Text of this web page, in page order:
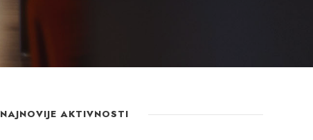
NAJNOVIJE AKTIVNOSTI